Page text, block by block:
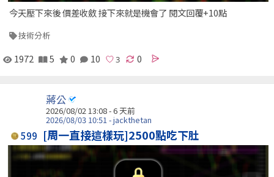
今天壓下來後 價差收斂 接下來就是機會了 閱文回覆+10點
技術分析
1972 5 0 10 0
蔣公
2026/08/02 13:08 - 6 天前
2026/08/03 10:51 - jackthetan
599 [周一直接這樣玩]2500點吃下肚